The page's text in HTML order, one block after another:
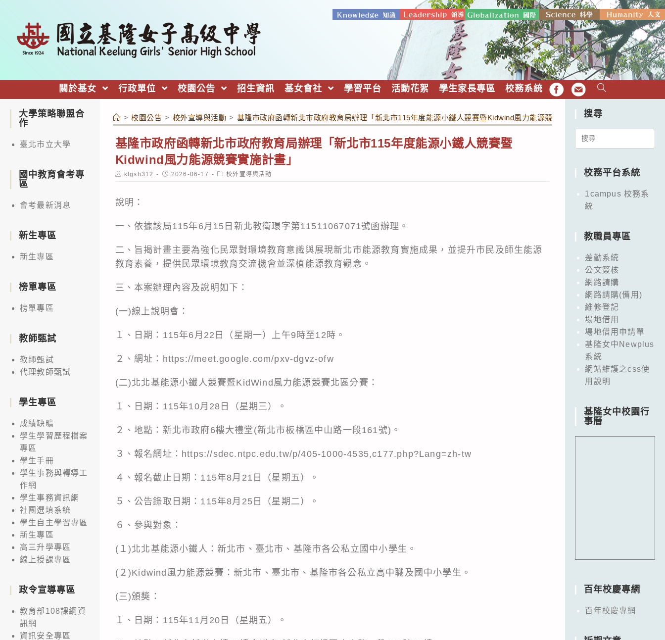
關於基女 行政單位 校園公告 招生資訊 基女會社 學習平台 活動花絮 學生家長專區 校務系統 FB EMAIL
> 校園公告 > 校外宣導與活動 > 基隆市政府函轉新北市政府教育局辦理「新北市115年度能源小鐵人競賽暨Kidwind風力能源競賽實施計畫」
基隆市政府函轉新北市政府教育局辦理「新北市115年度能源小鐵人競賽暨
Kidwind風力能源競賽實施計畫」
Post
author:
klgsh312
Post
published:
2026-06-17
Post
category:
校外宣導與活動
說明：
一、依據該局115年6月15日新北教衛環字第11511067071號函辦理。
二、旨揭計畫主要為強化民眾對環境教育意識與展現新北市能源教育實施成果，並提升市民及師生能源
教育素養，提供民眾環境教育交流機會並深植能源教育觀念。
三、本案辦理內容及說明如下：
(一)線上說明會：
１、日期：115年6月22日（星期一）上午9時至12時。
２、網址：https://meet.google.com/pxv-dgvz-ofw
(二)北北基能源小鐵人競賽暨KidWind風力能源競賽北區分賽：
１、日期：115年10月28日（星期三）。
２、地點：新北市政府6樓大禮堂(新北市板橋區中山路一段161號)。
３、報名網址：https://sdec.ntpc.edu.tw/p/405-1000-4535,c177.php?Lang=zh-tw
４、報名截止日期：115年8月21日（星期五）。
５、公告錄取日期：115年8月25日（星期二）。
６、參與對象：
(１)北北基能源小鐵人：新北市、臺北市、基隆市各公私立國中小學生。
(２)Kidwind風力能源競賽：新北市、臺北市、基隆市各公私立高中職及國中小學生。
(三)頒奬：
１、日期：115年11月20日（星期五）。
大學策略聯盟合
作
臺北市立大學
國中教育會考專
區
會考最新消息
新生專區
新生專區
榜單專區
榜單專區
教師甄試
教師甄試
代理教師甄試
學生專區
成績缺曠
學生學習歷程檔案
專區
學生手冊
學生事務與轉導工
作網
學生事務資訊網
社團選填系統
學生自主學習專區
新生專區
高三升學專區
線上授課專區
政令宣導專區
教育部108課綱資
訊網
資訊安全專區
搜尋
Search
校務平台系統
1campus 校務系
統
教職員專區
差勤系統
公文簽核
網路請購
網路請購(備用)
維修登記
場地借用
場地借用申請單
基隆女中Newplus
系統
網站維護之css使
用說明
基隆女中校園行
事曆
百年校慶專網
百年校慶專網